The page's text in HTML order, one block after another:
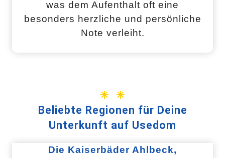
was dem Aufenthalt oft eine
besonders herzliche und persönliche
Note verleiht.
☀ ☀
Beliebte Regionen für Deine
Unterkunft auf Usedom
Die Kaiserbäder Ahlbeck,